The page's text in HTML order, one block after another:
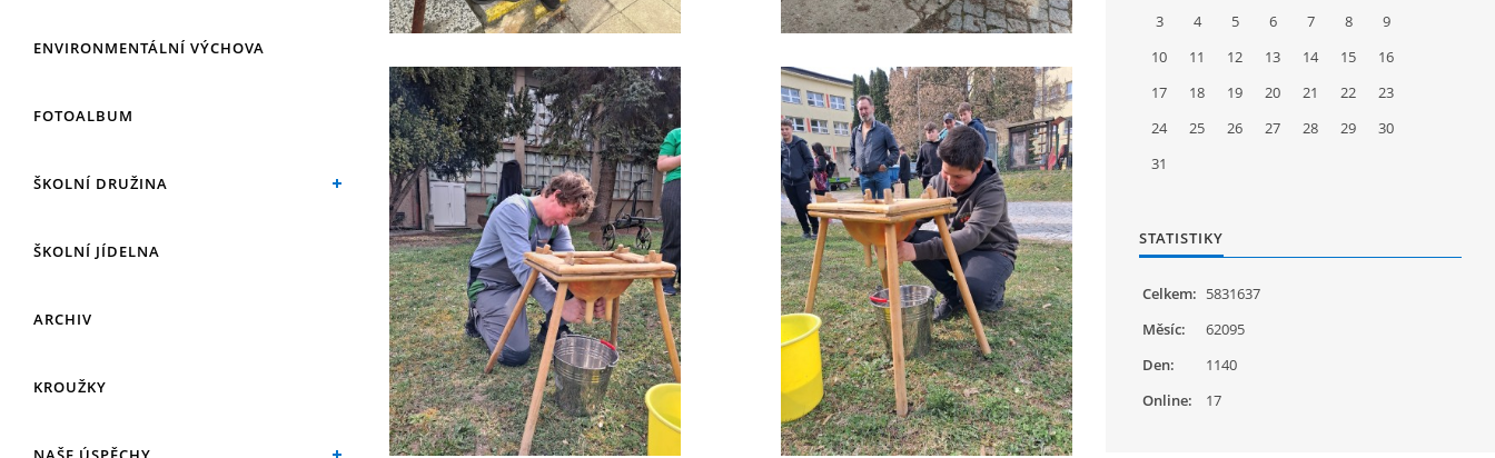
ENVIRONMENTÁLNÍ VÝCHOVA
FOTOALBUM
ŠKOLNÍ DRUŽINA
ŠKOLNÍ JÍDELNA
ARCHIV
KROUŽKY
3
4 5 6 7 8
9
10
11 12 13 14 15
16
17
18 19 20 21 22
23
24
25 26 27 28 29
30
31
STATISTIKY
Online: 17
Celkem: 5831637
Měsíc:
62095
Den:
1140